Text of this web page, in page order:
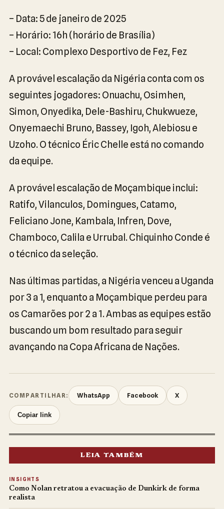
– Data: 5 de janeiro de 2025
– Horário: 16h (horário de Brasília)
– Local: Complexo Desportivo de Fez, Fez
A provável escalação da Nigéria conta com os
seguintes jogadores: Onuachu, Osimhen,
Simon, Onyedika, Dele-Bashiru, Chukwueze,
Onyemaechi Bruno, Bassey, Igoh, Alebiosu e
Uzoho. O técnico Éric Chelle está no comando
da equipe.
A provável escalação de Moçambique inclui:
Ratifo, Vilanculos, Domingues, Catamo,
Feliciano Jone, Kambala, Infren, Dove,
Chamboco, Calila e Urrubal. Chiquinho Conde é
o técnico da seleção.
Nas últimas partidas, a Nigéria venceu a Uganda
por 3 a 1, enquanto a Moçambique perdeu para
os Camarões por 2 a 1. Ambas as equipes estão
buscando um bom resultado para seguir
avançando na Copa Africana de Nações.
COMPARTILHAR: WhatsApp Facebook X
Copiar link
LEIA TAMBÉM
INSIGHTS
Como Nolan retratou a evacuação de Dunkirk de forma
realista